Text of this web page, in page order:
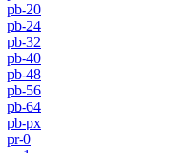
pb-20
pb-24
pb-32
pb-40
pb-48
pb-56
pb-64
pb-px
pr-0